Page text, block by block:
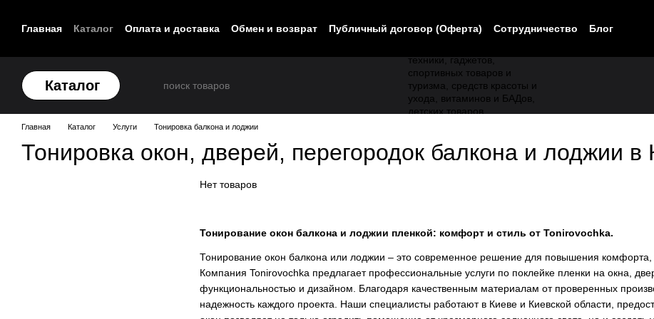
Главная
Каталог Оплата и доставка Обмен и возврат Публичный договор (Оферта) Сотрудничество
Блог
Каталог
Главная Каталог Услуги Тонировка балкона и лоджии
Тонировка окон, дверей, перегородок балкона и лоджии в
Тонирование окон балкона и лоджии пленкой: комфорт и стиль от Tonirovochka.
Тонирование окон балкона или лоджии – это современное решение для повышения комфорта,
Компания Tonirovochka предлагает профессиональные услуги по поклейке пленки на окна,
функциональностью и дизайном. Благодаря качественным материалам от проверенных
надежность каждого проекта. Наши специалисты работают в Киеве и Киевской области,
Нет товаров